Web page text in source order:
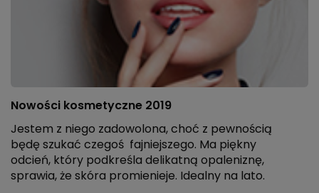
Nowości kosmetyczne 2019
Jestem z niego zadowolona, choć z pewnością
będę szukać czegoś fajniejszego. Ma piękny
odcień, który podkreśla delikatną opaleniznę,
sprawia, że skóra promienieje. Idealny na lato.